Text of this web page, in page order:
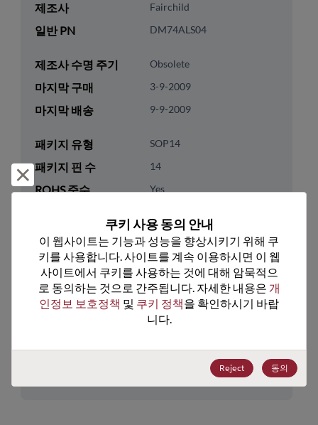
제조사 Fairchild
일반 PN DM74ALS04
제조사 수명 주기 Obsolete
마지막 구매 3-9-2009
마지막 배송 9-9-2009
패키지 유형 SOP14
패키지 핀 수 14
ROHS 준수 Yes
패키지 수량 0
기술 카테고리 Logic
기술 하위 카테고리 Standard Logic
Inverters
미국 HTS 코드 8542.39.0090
거부 및 닫기
쿠키 사용 동의 안내
이 웹사이트는 기능과 성능을 향상시키기 위해 쿠
키를 사용합니다. 사이트를 계속 이용하시면 이 웹
사이트에서 쿠키를 사용하는 것에 대해 암묵적으
로 동의하는 것으로 간주됩니다. 자세한 내용은 개
인정보 보호정책 및 쿠키 정책을 확인하시기 바랍
니다.
Reject 동의